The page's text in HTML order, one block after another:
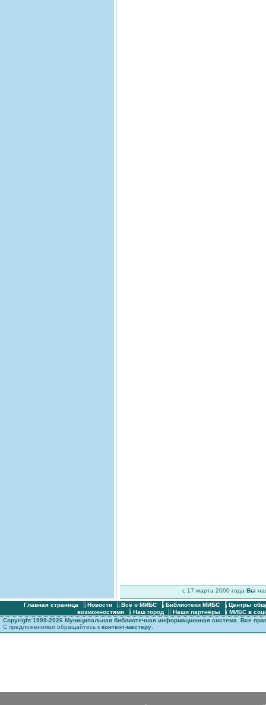
c 17 марта 2000 годаВы
Главная страница Новости Всё о МИБС Библиотеки МИБС
Центры
возможностями
Наш город Наши партнёры
МИБС в
Copyright 1999-2026 Муниципальная библиотечная информационная система. Все
С предложениями обращайтесь к контент-мастеру